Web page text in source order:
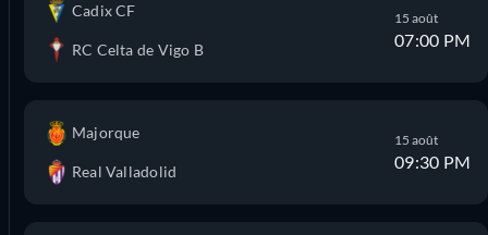
Cadix CF
RC Celta de Vigo B
15 août
07:00 PM
Majorque
Real Valladolid
15 août
09:30 PM